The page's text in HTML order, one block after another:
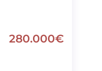
280.000€